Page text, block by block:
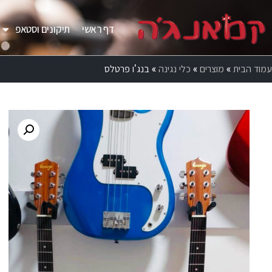
דף ראשי תיקונים וסטאפ
עמוד הבית » מוצרים» כלי נגינה» בנג'ו פרטלס